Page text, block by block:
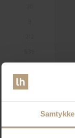
Samtykke
2225